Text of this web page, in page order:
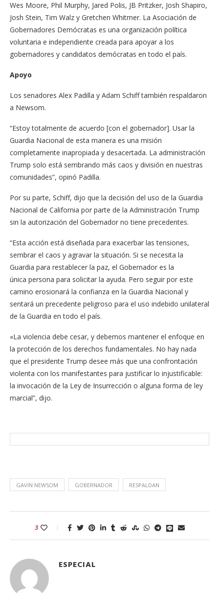
Wes Moore, Phil Murphy, Jared Polis, JB Pritzker, Josh Shapiro,
Josh Stein, Tim Walz y Gretchen Whitmer. La Asociación de
Gobernadores Demócratas es una organización política
voluntaria e independiente creada para apoyar a los
gobernadores y candidatos demócratas en todo el país.
Apoyo
Los senadores Alex Padilla y Adam Schiff también respaldaron
a Newsom.
“Estoy totalmente de acuerdo [con el gobernador]. Usar la
Guardia Nacional de esta manera es una misión
completamente inapropiada y desacertada. La administración
Trump solo está sembrando más caos y división en nuestras
comunidades”, opinó Padilla.
Por su parte, Schiff, dijo que la decisión del uso de la Guardia
Nacional de California por parte de la Administración Trump
sin la autorización del Gobernador no tiene precedentes.
“Esta acción está diseñada para exacerbar las tensiones,
sembrar el caos y agravar la situación. Si se necesita la
Guardia para restablecer la paz, el Gobernador ​e​s la
única persona para solicitar​ la ayuda. Pero seguir por este
camino erosionará la confianza en la Guardia Nacional y
sentará un precedente peligroso para el uso indebido unilateral
de la Guardia en todo el país.
«La violencia debe cesar, y debemos mantener el enfoque en
la protección de los derechos fundamentales. No hay nada
que el presidente Trump desee más que una confrontación
violenta con los manifestantes para justificar lo injustificable:
la invocación de la Ley de Insurrección o alguna forma de ley
marcial”, dijo.
GAVIN NEWSOM GOBERNADOR RESPALDAN
3
ESPECIAL